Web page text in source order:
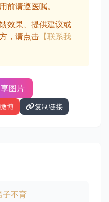
前请遵医嘱。
效果、提供建议或
，请点击 【联系我
图片
微博 复制链接
子不育